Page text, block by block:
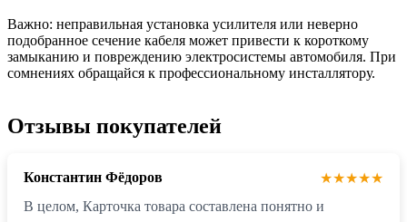
Важно: неправильная установка усилителя или неверно
подобранное сечение кабеля может привести к короткому
замыканию и повреждению электросистемы автомобиля. При
сомнениях обращайся к профессиональному инсталлятору.
Отзывы покупателей
Константин Фёдоров
★★★★★
В целом, Карточка товара составлена понятно и